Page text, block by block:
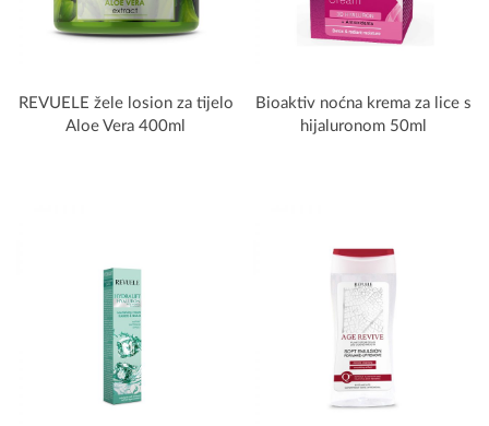
REVUELE žele losion za tijelo
Aloe Vera 400ml
Bioaktiv noćna krema za lice s
hijaluronom 50ml